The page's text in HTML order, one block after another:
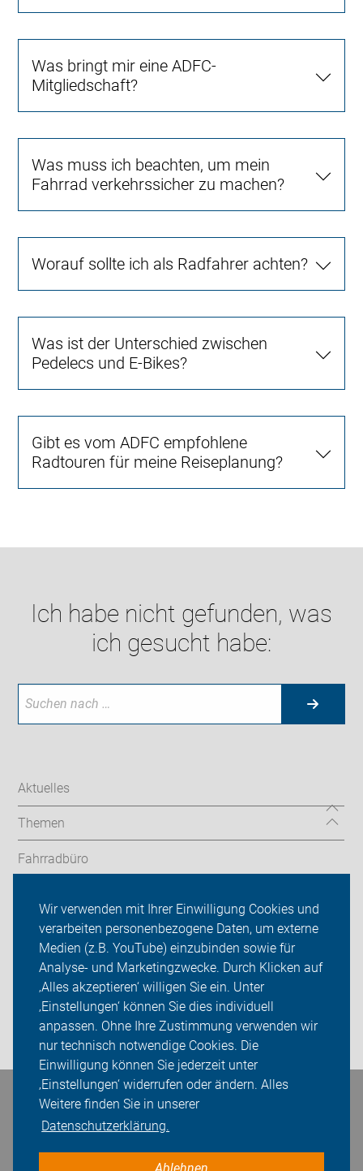
Wir verwenden mit Ihrer Einwilligung Cookies und
verarbeiten personenbezogene Daten, um externe
Medien (z.B. YouTube) einzubinden sowie für
Analyse- und Marketingzwecke. Durch Klicken auf
‚Alles akzeptieren‘ willigen Sie ein. Unter
‚Einstellungen‘ können Sie dies individuell
anpassen. Ohne Ihre Zustimmung verwenden wir
nur technisch notwendige Cookies. Die
Einwilligung können Sie jederzeit unter
‚Einstellungen‘ widerrufen oder ändern. Alles
Weitere finden Sie in unserer
Datenschutzerklärung.
Was bringt mir eine ADFC-
Mitgliedschaft?
Was muss ich beachten, um mein
Fahrrad verkehrssicher zu machen?
Worauf sollte ich als Radfahrer achten?
Was ist der Unterschied zwischen
Pedelecs und E-Bikes?
Gibt es vom ADFC empfohlene
Radtouren für meine Reiseplanung?
Ich habe nicht gefunden, was
ich gesucht habe:
Aktuelles
Themen
Fahrradbüro
ADFC Hamm
Sei dabei
Presse
Login
Bleiben Sie in Kontakt